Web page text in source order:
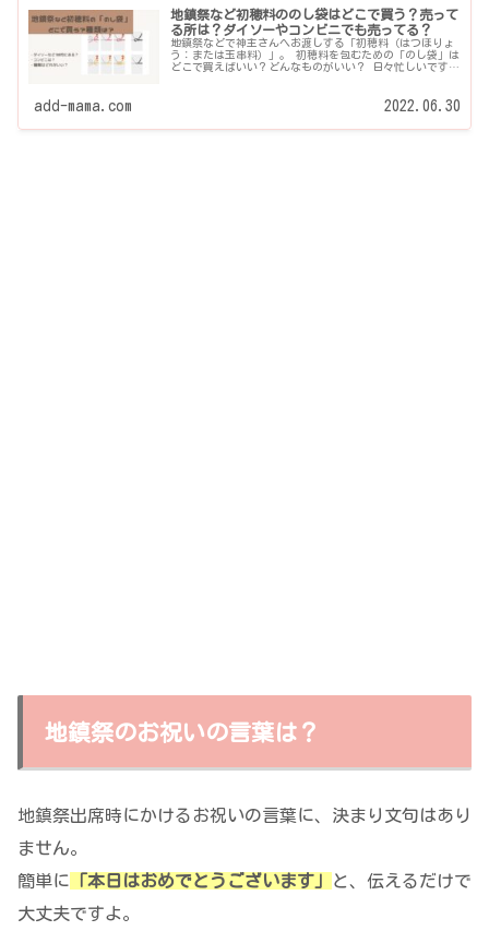
地鎮祭など初穂料ののし袋はどこで買う？売って
る所は？ダイソーやコンビニでも売ってる？
地鎮祭などで神主さんへお渡しする「初穂料（はつほりょ
う：または玉串料）」。 初穂料を包むための「のし袋」は
どこで買えばいい？どんなものがいい？ 日々忙しいです
袋でもいいのか？ 初穂料（玉串料）を包むのし袋が売って
る場所や、 地鎮祭、その他の行事にふさわしい水引の種類
について分かりやすく整理しておきます。
add-mama.com 2022.06.30
地鎮祭のお祝いの言葉は？
地鎮祭出席時にかけるお祝いの言葉に、決まり文句はあり
ません。
簡単に 「本日はおめでとうございます」
と、伝えるだけで
大丈夫ですよ。